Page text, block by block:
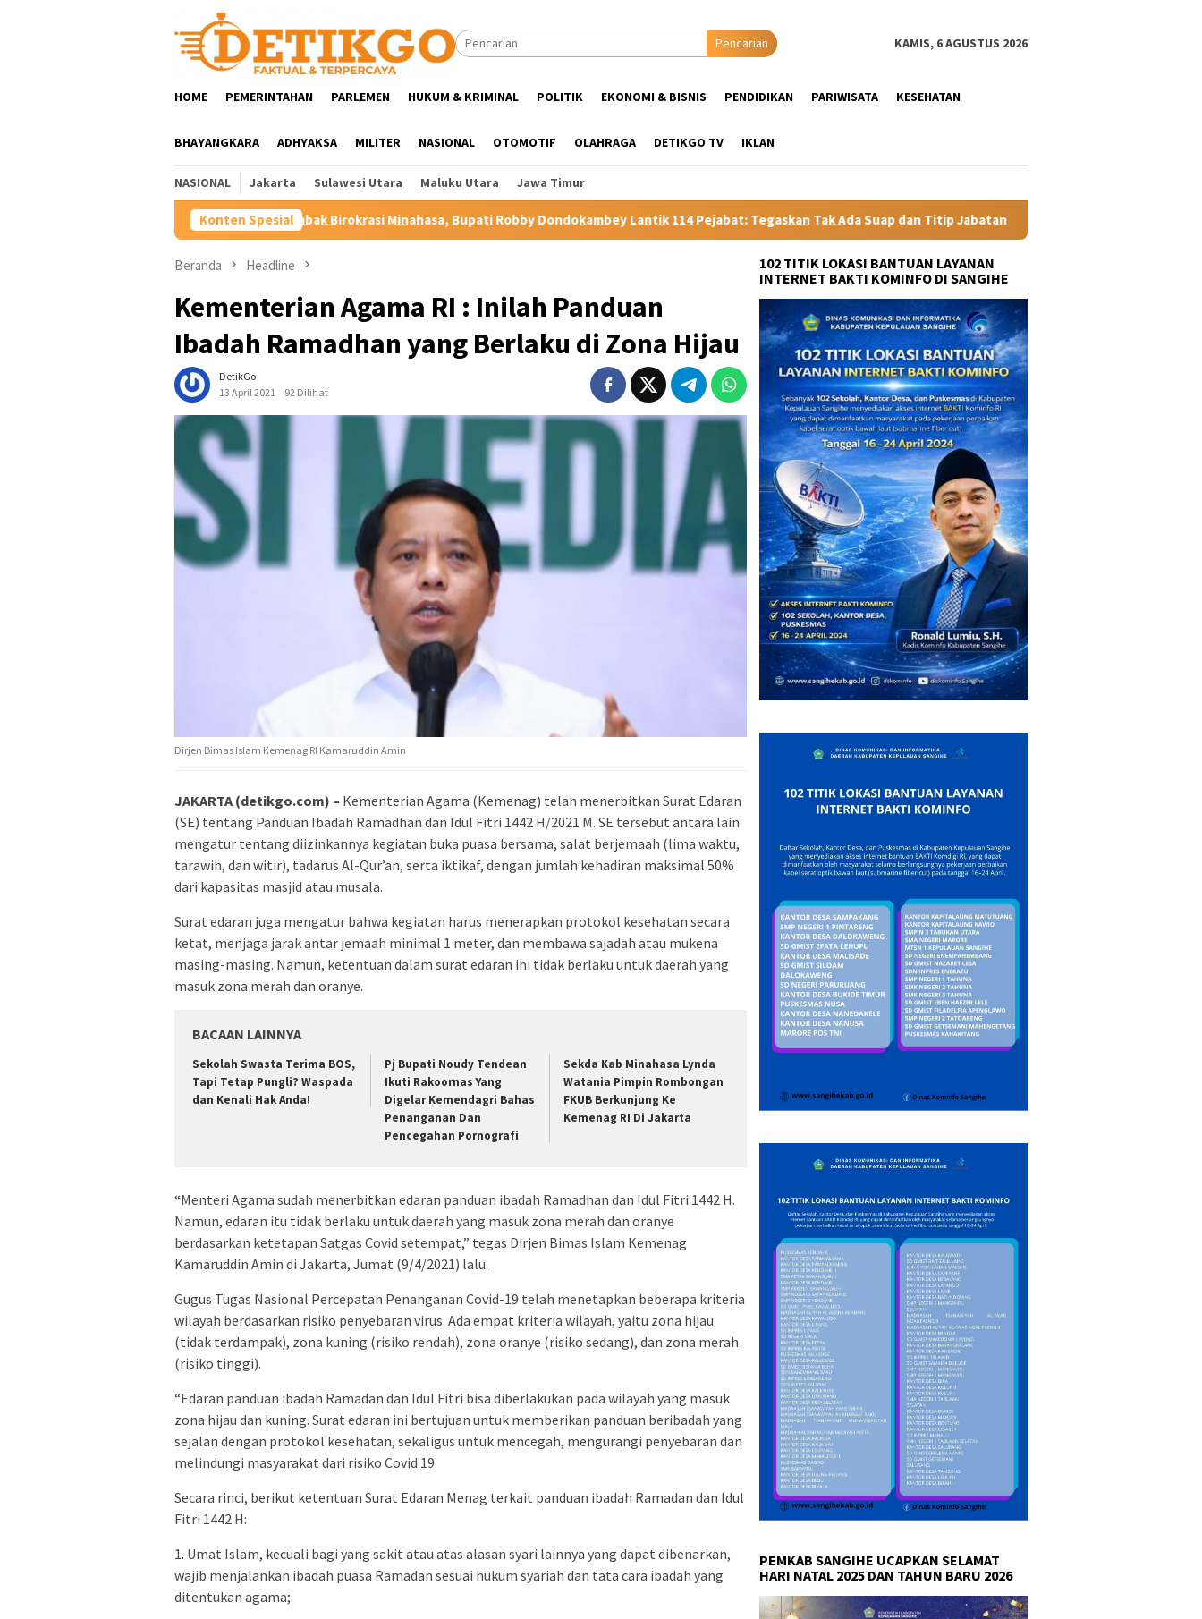
Pencarian KAMIS, 6 AGUSTUS 2026
HOME PEMERINTAHAN PARLEMEN HUKUM & KRIMINAL POLITIK EKONOMI & BISNIS PENDIDIKAN PARIWISATA KESEHATAN
BHAYANGKARA ADHYAKSA MILITER NASIONAL OTOMOTIF OLAHRAGA DETIKGO TV IKLAN
NASIONAL Jakarta Sulawesi Utara Maluku Utara Jawa Timur
Konten Spesial
Rombak Birokrasi Minahasa, Bupati Robby Dondokambey Lantik 114 Pejabat: Tegaskan Tak Ada Suap dan Titip Jabatan Gubernur YSK Rotasi Tiga Pejabat Eselon II
Beranda Headline
Kementerian Agama RI : Inilah Panduan
Ibadah Ramadhan yang Berlaku di Zona Hijau
DetikGo
13 April 2021
92 Dilihat
Dirjen Bimas Islam Kemenag RI Kamaruddin Amin
JAKARTA (detikgo.com) – Kementerian Agama (Kemenag) telah menerbitkan Surat Edaran
(SE) tentang Panduan Ibadah Ramadhan dan Idul Fitri 1442 H/2021 M. SE tersebut antara lain
mengatur tentang diizinkannya kegiatan buka puasa bersama, salat berjemaah (lima waktu,
tarawih, dan witir), tadarus Al-Qur’an, serta iktikaf, dengan jumlah kehadiran maksimal 50%
dari kapasitas masjid atau musala.
Surat edaran juga mengatur bahwa kegiatan harus menerapkan protokol kesehatan secara
ketat, menjaga jarak antar jemaah minimal 1 meter, dan membawa sajadah atau mukena
masing-masing. Namun, ketentuan dalam surat edaran ini tidak berlaku untuk daerah yang
masuk zona merah dan oranye.
BACAAN LAINNYA
Sekolah Swasta Terima BOS,
Tapi Tetap Pungli? Waspada
dan Kenali Hak Anda!
Pj Bupati Noudy Tendean
Ikuti Rakoornas Yang
Digelar Kemendagri Bahas
Penanganan Dan
Pencegahan Pornografi
Sekda Kab Minahasa Lynda
Watania Pimpin Rombongan
FKUB Berkunjung Ke
Kemenag RI Di Jakarta
“Menteri Agama sudah menerbitkan edaran panduan ibadah Ramadhan dan Idul Fitri 1442 H.
Namun, edaran itu tidak berlaku untuk daerah yang masuk zona merah dan oranye
berdasarkan ketetapan Satgas Covid setempat,” tegas Dirjen Bimas Islam Kemenag
Kamaruddin Amin di Jakarta, Jumat (9/4/2021) lalu.
Gugus Tugas Nasional Percepatan Penanganan Covid-19 telah menetapkan beberapa kriteria
wilayah berdasarkan risiko penyebaran virus. Ada empat kriteria wilayah, yaitu zona hijau
(tidak terdampak), zona kuning (risiko rendah), zona oranye (risiko sedang), dan zona merah
(risiko tinggi).
“Edaran panduan ibadah Ramadan dan Idul Fitri bisa diberlakukan pada wilayah yang masuk
zona hijau dan kuning. Surat edaran ini bertujuan untuk memberikan panduan beribadah yang
sejalan dengan protokol kesehatan, sekaligus untuk mencegah, mengurangi penyebaran dan
melindungi masyarakat dari risiko Covid 19.
Secara rinci, berikut ketentuan Surat Edaran Menag terkait panduan ibadah Ramadan dan Idul
Fitri 1442 H:
1. Umat Islam, kecuali bagi yang sakit atau atas alasan syari lainnya yang dapat dibenarkan,
wajib menjalankan ibadah puasa Ramadan sesuai hukum syariah dan tata cara ibadah yang
ditentukan agama;
102 TITIK LOKASI BANTUAN LAYANAN
INTERNET BAKTI KOMINFO DI SANGIHE
PEMKAB SANGIHE UCAPKAN SELAMAT
HARI NATAL 2025 DAN TAHUN BARU 2026